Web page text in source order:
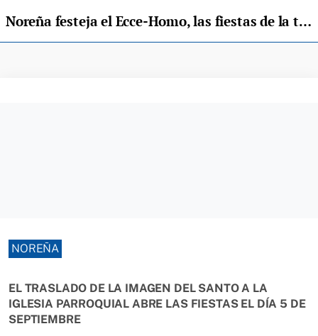
Noreña festeja el Ecce-Homo, las fiestas de la tradición, la devoción y el entretenimiento
NOREÑA
EL TRASLADO DE LA IMAGEN DEL SANTO A LA
IGLESIA PARROQUIAL ABRE LAS FIESTAS EL DÍA 5 DE
SEPTIEMBRE